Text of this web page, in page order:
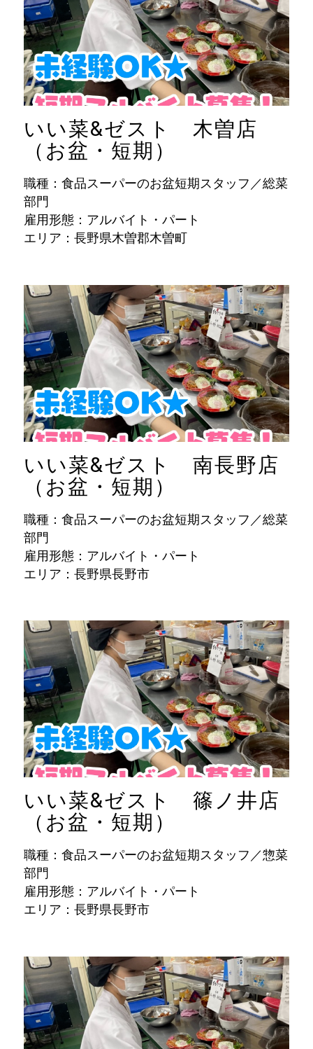
いい菜&ゼスト 木曽店
（お盆・短期）
職種：食品スーパーのお盆短期スタッフ／総菜
部門
雇用形態：アルバイト・パート
エリア：長野県木曽郡木曽町
いい菜&ゼスト 南長野店
（お盆・短期）
職種：食品スーパーのお盆短期スタッフ／総菜
部門
雇用形態：アルバイト・パート
エリア：長野県長野市
いい菜&ゼスト 篠ノ井店
（お盆・短期）
職種：食品スーパーのお盆短期スタッフ／惣菜
部門
雇用形態：アルバイト・パート
エリア：長野県長野市